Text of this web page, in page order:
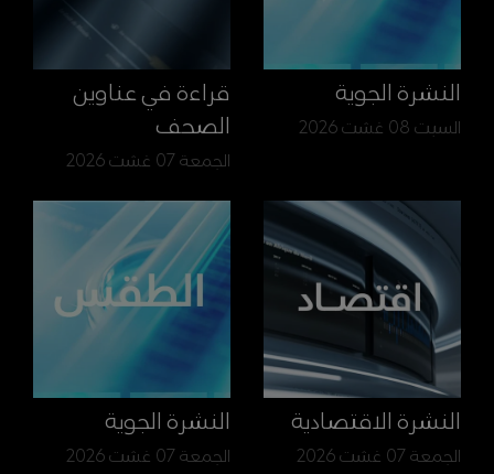
النشرة الجوية
السبت 08 غشت 2026
قراءة في عناوين
الصحف
الجمعة 07 غشت 2026
النشرة الاقتصادية
الجمعة 07 غشت 2026
النشرة الجوية
الجمعة 07 غشت 2026